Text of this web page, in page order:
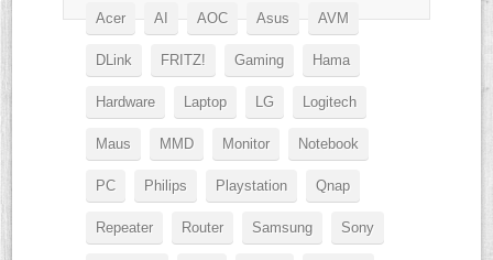
Acer AI AOC Asus AVM
DLink FRITZ! Gaming Hama
Hardware Laptop LG Logitech
Maus MMD Monitor Notebook
PC Philips Playstation Qnap
Repeater Router Samsung Sony